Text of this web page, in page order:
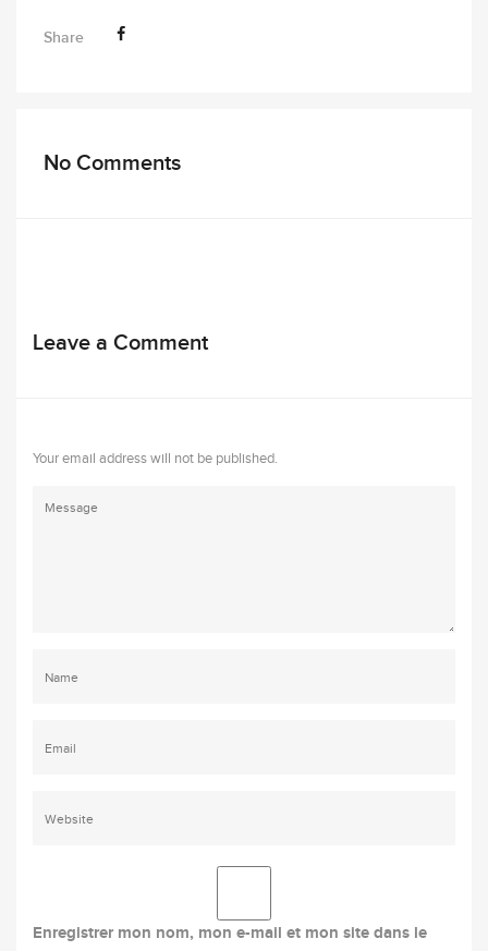
Share
No Comments
Leave a Comment
Your email address will not be published.
Enregistrer mon nom, mon e-mail et mon site dans le